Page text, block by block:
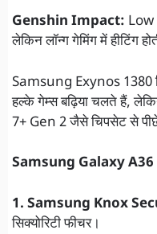
Genshin Impact:
लेकिन लॉन्ग गेमिंग में हीटिंग
Samsung Exynos 1380
हल्के गेम्स बढ़िया चलते हैं,
7+ Gen 2 जैसे चिपसेट से
Samsung Galaxy A36
1. Samsung Knox
सिक्योरिटी फीचर।